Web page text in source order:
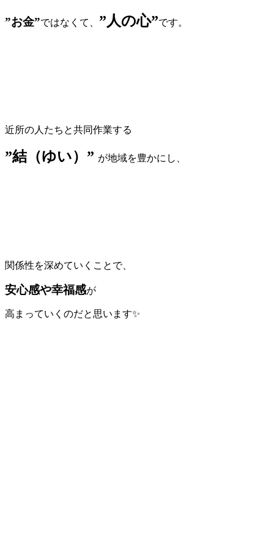
”お金”ではなくて、 ”人の心”です。
近所の人たちと共同作業する
”結（ゆい）” が地域を豊かにし、
関係性を深めていくことで、
安心感や幸福感が
高まっていくのだと思います✨️